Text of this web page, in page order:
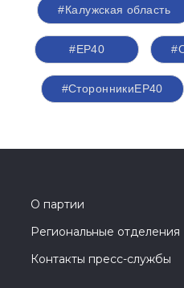
#Калужская область
#ЕР40
#СторонникиЕР40
О партии
Региональные отделения
Контакты пресс-службы